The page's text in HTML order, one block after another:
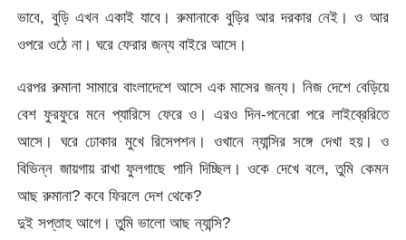
ভাবে, বুড়ি এখন একাই যাবে। রুমানাকে বুড়ির আর দরকার নেই। ও আর
ওপরে ওঠে না। ঘরে ফেরার জন্য বাইরে আসে।
এরপর রুমানা সামারে বাংলাদেশে আসে এক মাসের জন্য। নিজ দেশে বেড়িয়ে
বেশ ফুরফুরে মনে প্যারিসে ফেরে ও। এরও দিন-পনেরো পরে লাইব্রেরিতে
আসে। ঘরে ঢোকার মুখে রিসেপশন। ওখানে ন্যান্সির সঙ্গে দেখা হয়। ও
বিভিন্ন জায়গায় রাখা ফুলগাছে পানি দিচ্ছিল। ওকে দেখে বলে, তুমি কেমন
আছ রুমানা? কবে ফিরলে দেশ থেকে?
দুই সপ্তাহ আগে। তুমি ভালো আছ ন্যান্সি?